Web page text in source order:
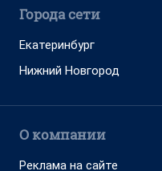
Города сети
Екатеринбург
Нижний Новгород
О компании
Реклама на сайте